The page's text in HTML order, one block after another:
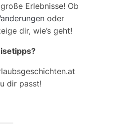
Erlebnisse! Ob
oder
dir, wie’s geht!
dir passt!